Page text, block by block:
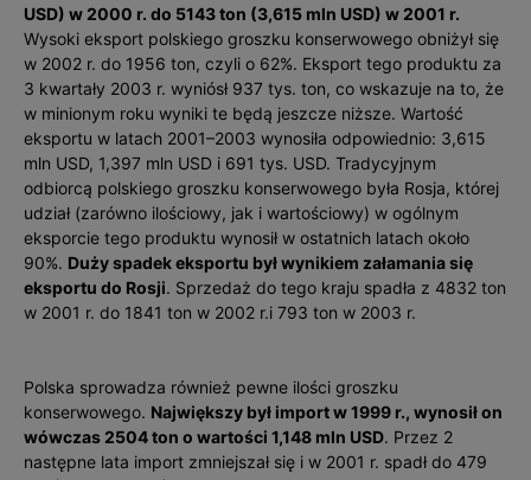
USD) w 2000 r. do 5143 ton (3,615 mln USD) w 2001 r.
Wysoki eksport polskiego groszku konserwowego obniżył się
w 2002 r. do 1956 ton, czyli o 62%. Eksport tego produktu za
3 kwartały 2003 r. wyniósł 937 tys. ton, co wskazuje na to, że
w minionym roku wyniki te będą jeszcze niższe. Wartość
eksportu w latach 2001–2003 wynosiła odpowiednio: 3,615
mln USD, 1,397 mln USD i 691 tys. USD. Tradycyjnym
odbiorcą polskiego groszku konserwowego była Rosja, której
udział (zarówno ilościowy, jak i wartościowy) w ogólnym
eksporcie tego produktu wynosił w ostatnich latach około
90%. Duży spadek eksportu był wynikiem załamania się
eksportu do Rosji. Sprzedaż do tego kraju spadła z 4832 ton
w 2001 r. do 1841 ton w 2002 r.i 793 ton w 2003 r.
Polska sprowadza również pewne ilości groszku
konserwowego. Największy był import w 1999 r., wynosił on
wówczas 2504 ton o wartości 1,148 mln USD. Przez 2
następne lata import zmniejszał się i w 2001 r. spadł do 479